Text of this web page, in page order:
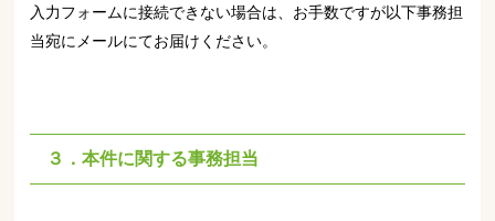
入力フォームに接続できない場合は、お手数ですが以下事務担
当宛にメールにてお届けください。
３．本件に関する事務担当